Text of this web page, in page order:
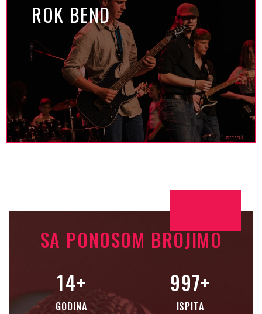
ROK BEND
SA PONOSOM BROJIMO
14+
GODINA
999+
ISPITA